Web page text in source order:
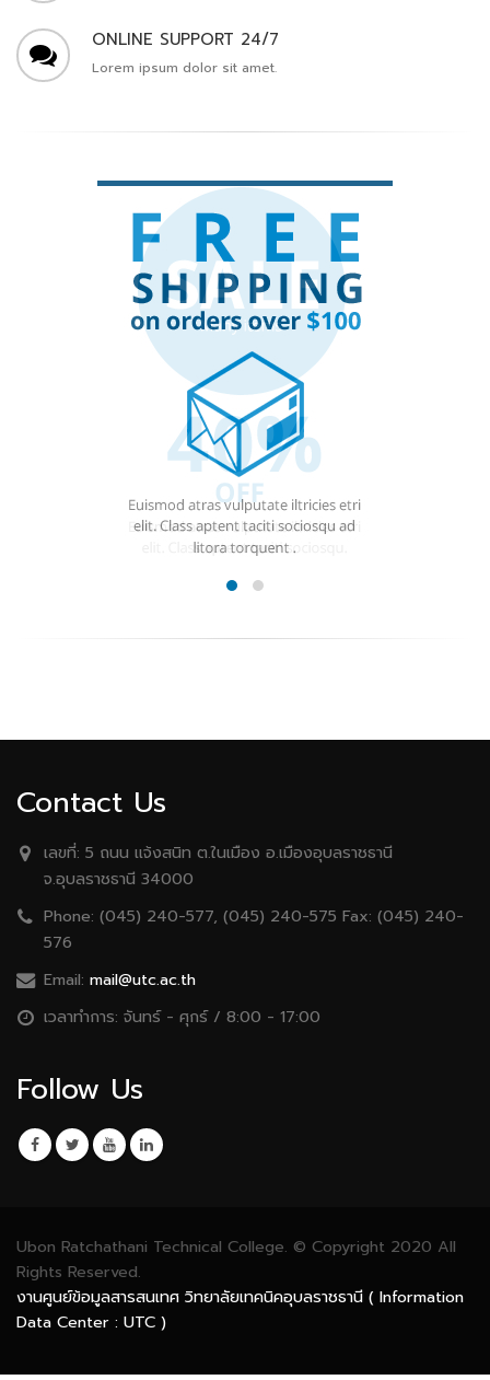
ONLINE SUPPORT 24/7
Lorem ipsum dolor sit amet.
Contact Us
เลขที่: 5 ถนน เเจ้งสนิท ต.ในเมือง อ.เมืองอุบลราชธานี
จ.อุบลราชธานี 34000
Phone: (045) 240-577, (045) 240-575 Fax: (045) 240-
576
Email: mail@utc.ac.th
เวลาทำการ: จันทร์ - ศุกร์ / 8:00 - 17:00
Follow Us
Ubon Ratchathani Technical College. © Copyright 2020 All
Rights Reserved.
งานศูนย์ข้อมูลสารสนเทศ วิทยาลัยเทคนิคอุบลราชธานี ( Information
Data Center : UTC )